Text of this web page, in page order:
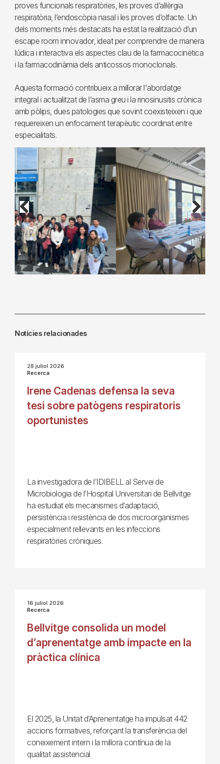
proves funcionals respiratòries, les proves d’al·lèrgia
respiratòria, l’endoscòpia nasal i les proves d’olfacte. Un
dels moments més destacats ha estat la realització d’un
escape room innovador, ideat per comprendre de manera
lúdica i interactiva els aspectes clau de la farmacocinètica
i la farmacodinàmia dels anticossos monoclonals.
Aquesta formació contribueix a millorar l'abordatge
integral i actualitzat de l’asma greu i la rinosinusitis crònica
amb pòlips, dues patologies que sovint coexisteixen i que
requereixen un enfocament terapèutic coordinat entre
especialitats.
Previous Next
Notícies relacionades
28 juliol 2026
Recerca
Irene Cadenas defensa la seva
tesi sobre patògens respiratoris
oportunistes
La investigadora de l’IDIBELL al Servei de
Microbiologia de l’Hospital Universitari de Bellvitge
ha estudiat els mecanismes d’adaptació,
persistència i resistència de dos microorganismes
especialment rellevants en les infeccions
respiratòries cròniques.
16 juliol 2026
Recerca
Bellvitge consolida un model
d’aprenentatge amb impacte en la
pràctica clínica
El 2025, la Unitat d’Aprenentatge ha impulsat 442
accions formatives, reforçant la transferència del
coneixement intern i la millora contínua de la
qualitat assistencial